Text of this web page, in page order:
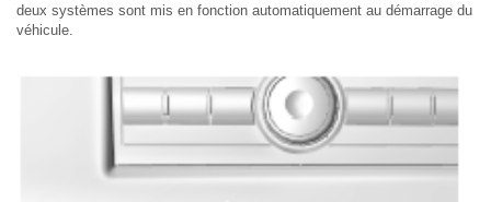
deux systèmes sont mis en fonction automatiquement au démarrage du
véhicule.